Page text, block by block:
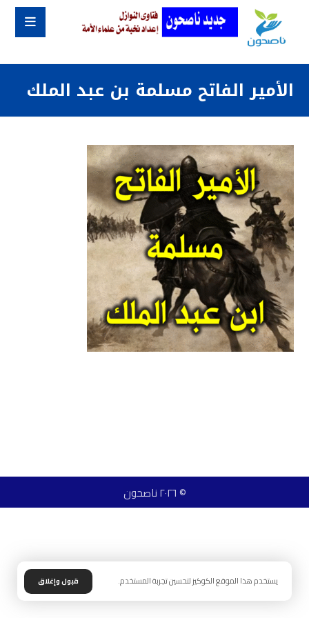
الأمير الفاتح مسلمة بن عبد الملك
© ٢٠٢٦ ناصحون
يستخدم هذا الموقع الكوكيز لتحسين تجربة المستخدم. قبول وإغلاق